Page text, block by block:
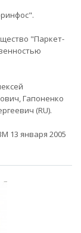
"Паркет-
Гапоненко
(RU).
13 января 2005